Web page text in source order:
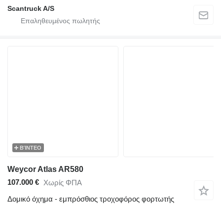
Scantruck A/S
ΒΊΝΤΕΟ
Weycor Atlas AR580
107.000 € Χωρίς ΦΠΑ
Δομικό όχημα - εμπρόσθιος τροχοφόρος φορτωτής